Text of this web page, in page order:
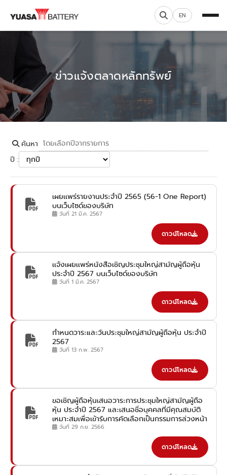
EN
ข่าวแจ้งตลาดหลักทรัพย์
ค้นหา
ปี :
เผยเเพร่รายงานประจำปี 2565 (56-1 One Report)
บนเว็บไซด์ของบริษัท
วันที่ 21 มี.ค. 2567
ดาวน์โหลด
เเจ้งเผยเเพร่หนังสือเชิญประชุมใหญ่สามัญผู้ถือหุ้น
ประจำปี 2567 บนเว็บไซด์ของบริษัท
วันที่ 1 มี.ค. 2567
ดาวน์โหลด
กำหนดวาระและวันประชุมใหญ่สามัญผู้ถือหุ้น ประจำปี
2567
วันที่ 13 ก.พ. 2567
ดาวน์โหลด
ขอเชิญผู้ถือหุ้นเสนอวาระการประชุมใหญ่สามัญผู้ถือ
หุ้น ประจำปี 2567 และเสนอชื่อบุคคลที่มีคุณสมบัติ
เหมาะสมเพื่อเข้ารับการคัดเลือกเป็นกรรมการล่วงหน้า
วันที่ 29 ก.ย. 2566
ดาวน์โหลด